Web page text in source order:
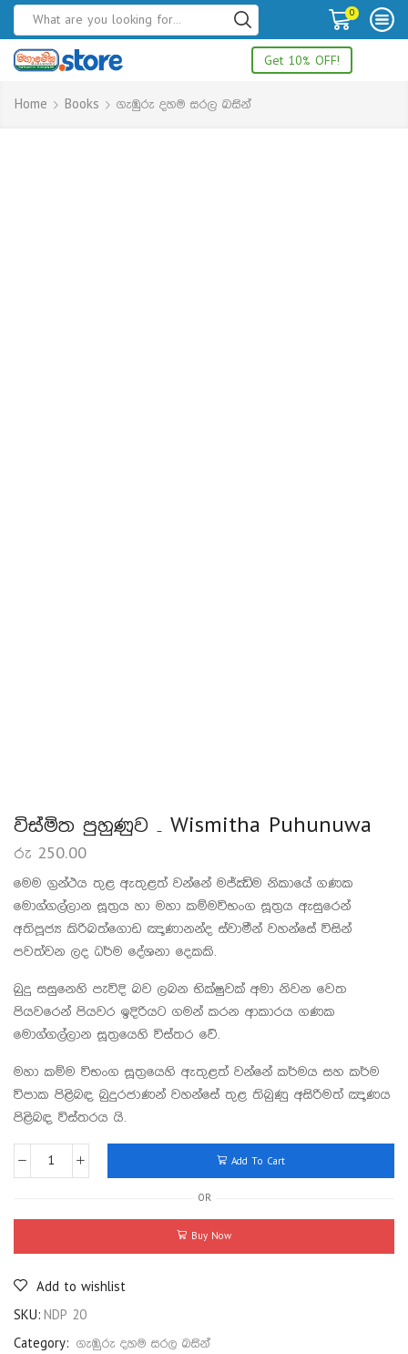
0
Get 10% OFF!
Home Books ගැඹුරු දහම සරල බසින්
විස්මිත පුහුණුව – Wismitha Puhunuwa
රු 250.00
මෙම ග්‍රන්ථය තුළ ඇතුළත් වන්නේ මජ්ඣිම නිකායේ ‍ගණක
‍මොග්ගල්ලාන සූත්‍රය හා මහා කම්මවිභංග සූත්‍රය ඇසුරෙන්
අතිපූජ්‍ය කිරිබත්ගොඩ ඤාණානන්ද ස්වාමීන් වහන්සේ විසින්
පවත්වන ලද ධර්ම දේශනා දෙකකි.
බුදු සසුනෙහි පැවිදි බව ලබන භික්ෂුවක් අමා නිවන වෙත
පියවරෙන් පියවර ඉදිරියට ගමන් කරන ආකාරය ගණක
මොග්ගල්ලාන සූත්‍රයෙහි විස්තර වේ.
මහා කම්ම විභංග සූත්‍රයෙහි ඇතුළත් වන්නේ කර්මය සහ කර්ම
විපාක පිළිබඳ බුදුරජාණන් වහන්සේ තුළ තිබුණු අසිරිමත් ඤාණය
පිළිබඳ විස්තරය යි.
Add To Cart
OR
Buy Now
Add to wishlist
SKU: NDP 20
Category: ගැඹුරු දහම සරල බසින්